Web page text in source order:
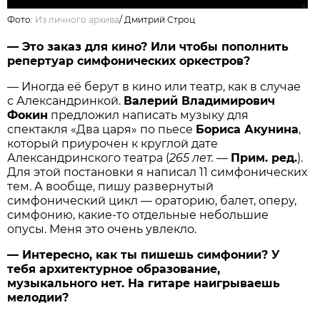
Фото: Из личного архива/ Дмитрий Строц
— Это заказ для кино? Или чтобы пополнить
репертуар симфонических оркестров?
— Иногда её берут в кино или театр, как в случае
с Александринкой. Валерий Владимирович
Фокин предложил написать музыку для
спектакля «Два царя» по пьесе Бориса Акунина,
который приурочен к круглой дате
Александринского театра (265 лет. — Прим. ред.).
Для этой постановки я написал 11 симфонических
тем. А вообще, пишу развернутый
симфонический цикл — ораторию, балет, оперу,
симфонию, какие-то отдельные небольшие
опусы. Меня это очень увлекло.
— Интересно, как ты пишешь симфонии? У
тебя архитектурное образование,
музыкального нет. На гитаре наигрываешь
мелодии?